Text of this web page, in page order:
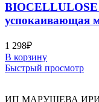
успокаивающая
1 298₽
В корзину
Быстрый просмотр
ИП МАРУШЕВА